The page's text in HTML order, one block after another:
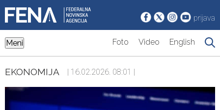
prijava
Meni Foto Video English
EKONOMIJA | 16.02.2026. 08:01 |